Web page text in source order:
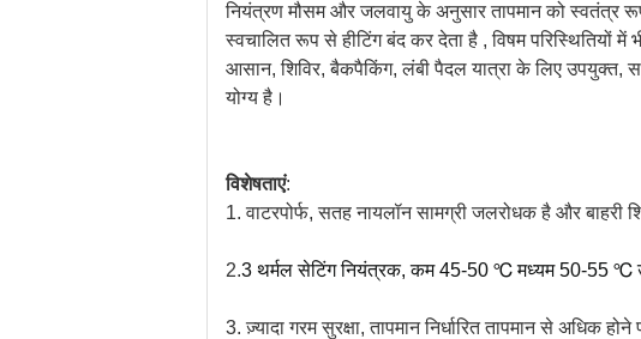
नियंत्रण मौसम और जलवायु के अनुसार तापमान को स्वतंत्र रूप
स्वचालित रूप से हीटिंग बंद कर देता है , विषम
आसान, शिविर, बैकपैकिंग, लंबी पैदल यात्रा के लिए उपयुक्त,
योग्य है।
विशेषताएं:
1. वाटरपोर्फ, सतह नायलॉन सामग्री जलरोधक है और बाहरी
2.3 थर्मल सेटिंग नियंत्रक, कम 45-50 ℃ मध्यम 50-55
3. ज़्यादा गरम सुरक्षा, तापमान निर्धारित तापमान से अधिक